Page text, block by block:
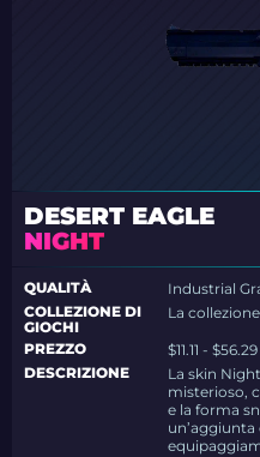
DESERT EAGLE
NIGHT
QUALITÀ
Industrial
COLLEZIONE DI
GIOCHI
La
PREZZO
$11.11 - $56.29
DESCRIZIONE
La skin
misterioso,
e la forma